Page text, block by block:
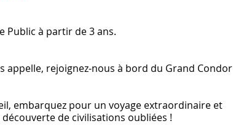
Public à partir de 3 ans.
appelle, rejoignez-nous à bord du Grand Condor
embarquez pour un voyage extraordinaire et
de civilisations oubliées !